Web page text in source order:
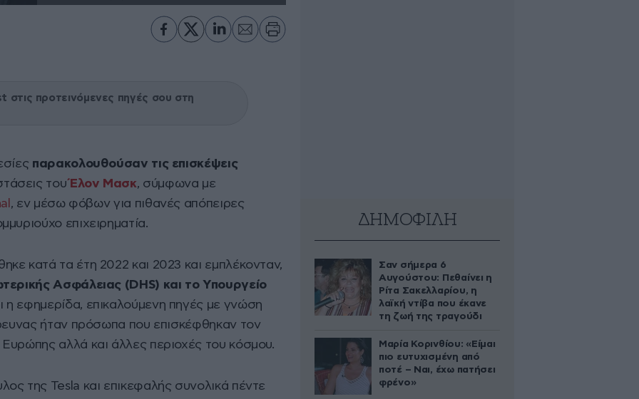
στις προτεινόμενες πηγές σου στη
παρακολουθούσαν τις επισκέψεις
τουΈλον Μασκ, σύμφωνα με
, εν μέσω φόβων για πιθανές απόπειρες
επιχειρηματία.
κατά τα έτη 2022 και 2023 και εμπλέκονταν,
Ασφάλειας (DHS) και το Υπουργείο
η εφημερίδα, επικαλούμενη πηγές με γνώση
ήταν πρόσωπα που επισκέφθηκαν τον
αλλά και άλλες περιοχές του κόσμου.
της Tesla και επικεφαλής συνολικά πέντε
ΔΗΜΟΦΙΛΗ
Σαν σήμερα 6
Αυγούστου: Πεθαίνει η
Ρίτα Σακελλαρίου, η
λαϊκή ντίβα που έκανε
τη ζωή της τραγούδι
Μαρία Κορινθίου: «Είμαι
πιο ευτυχισμένη από
ποτέ – Ναι, έχω πατήσει
φρένο»